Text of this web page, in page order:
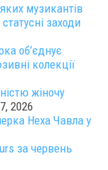
музикантів
заходи
об’єднує
колекції
жіночу
2026
Неха Чавла у
за червень